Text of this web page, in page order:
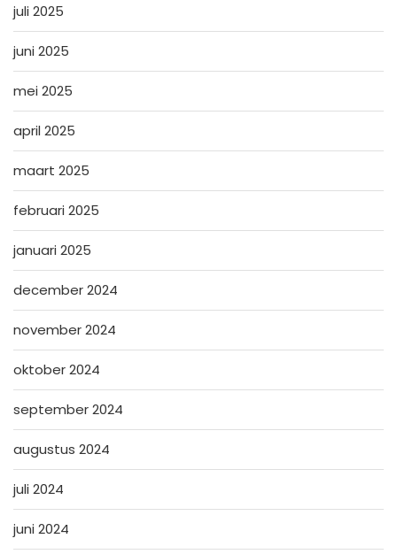
juli 2025
juni 2025
mei 2025
april 2025
maart 2025
februari 2025
januari 2025
december 2024
november 2024
oktober 2024
september 2024
augustus 2024
juli 2024
juni 2024